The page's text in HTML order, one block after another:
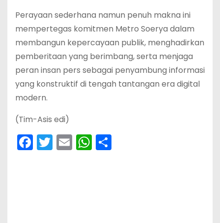
Perayaan sederhana namun penuh makna ini
mempertegas komitmen Metro Soerya dalam
membangun kepercayaan publik, menghadirkan
pemberitaan yang berimbang, serta menjaga
peran insan pers sebagai penyambung informasi
yang konstruktif di tengah tantangan era digital
modern.
(Tim-Asis edi)
F
a
T
w
E
m
W
h